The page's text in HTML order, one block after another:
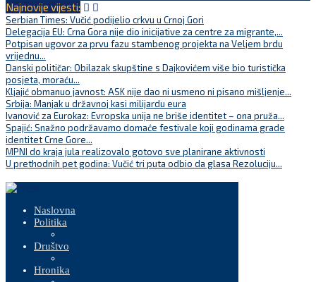
Najnovije vijesti:
Serbian Times: Vučić podijelio crkvu u Crnoj Gori
Delegacija EU: Crna Gora nije dio inicijative za centre za migrante,...
Potpisan ugovor za prvu fazu stambenog projekta na Veljem brdu
vrijednu...
Danski političar: Obilazak skupštine s Dajkovićem više bio turistička
posjeta, moraću...
Kljajić obmanuo javnost: ASK nije dao ni usmeno ni pisano mišljenje...
Srbija: Manjak u državnoj kasi milijardu eura
Ivanović za Eurokaz: Evropska unija ne briše identitet – ona pruža...
Spajić: Snažno podržavamo domaće festivale koji godinama grade
identitet Crne Gore...
MPNI do kraja jula realizovalo gotovo sve planirane aktivnosti
U prethodnih pet godina: Vučić tri puta odbio da glasa Rezoluciju...
Naslovna
Politika
Društvo
Hronika